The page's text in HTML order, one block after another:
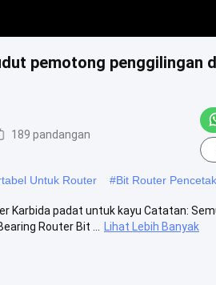
pemotong penggilingan
189 pandangan
Untuk Router #Bit Router
Karbida padat untuk kayu Catatan:
Router Bit ...
Lihat Lebih Banyak